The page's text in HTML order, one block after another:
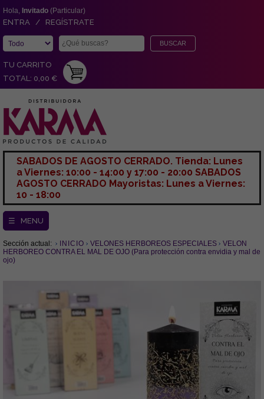
Hola, Invitado (Particular)
ENTRA / REGÍSTRATE
TU CARRITO
TOTAL: 0,00 €
SABADOS DE AGOSTO CERRADO. Tienda: Lunes
a Viernes: 10:00 - 14:00 y 17:00 - 20:00 SABADOS
AGOSTO CERRADO Mayoristas: Lunes a Viernes:
10 - 18:00
☰ MENU
Sección actual: INICIO VELONES HERBOREOS ESPECIALES
VELON
HERBOREO CONTRA EL MAL DE OJO (Para protección contra envidia y mal de
ojo)